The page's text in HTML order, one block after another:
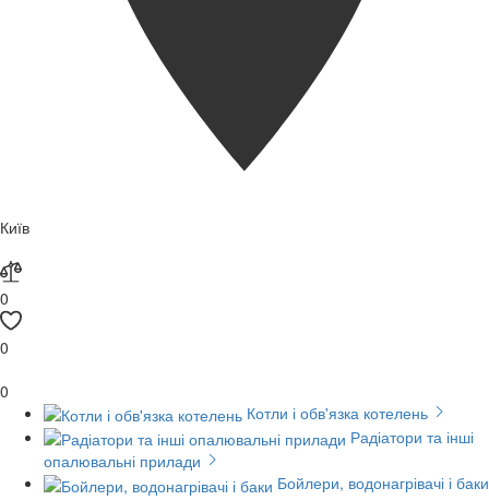
Київ
0
0
0
Котли і обв'язка котелень
Радіатори та інші
опалювальні прилади
Бойлери, водонагрівачі і баки